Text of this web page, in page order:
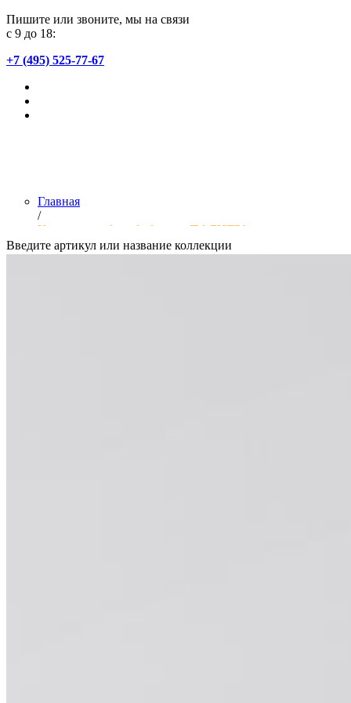
Пишите или звоните, мы на связи
с 9 до 18:
+7 (495) 525-77-67
Главная
/
Коллекции обоев фабрики «ПАЛИТРА»
Введите артикул или название коллекции